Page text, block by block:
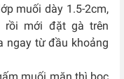
muối dày 1.5-2cm,
rồi mới đặt gà trên
ngay từ đầu khoảng